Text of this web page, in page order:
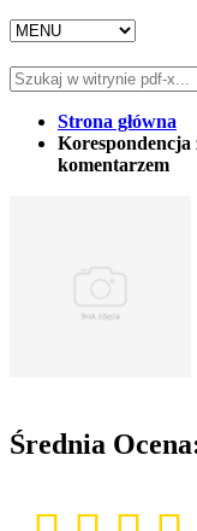
Strona główna
komentarzem
Średnia